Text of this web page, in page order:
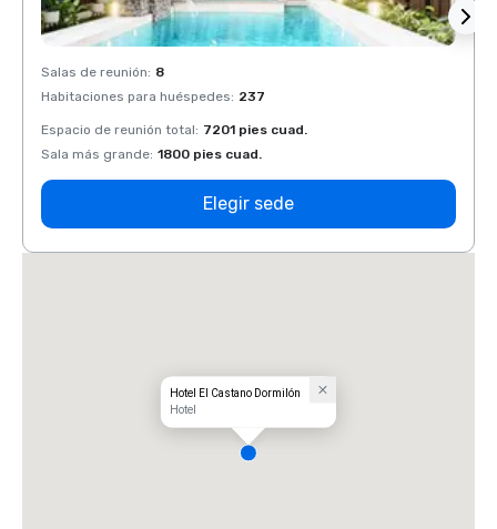
Salas de reunión: 8
Habitaciones para huéspedes: 237
Espacio de reunión total: 7201 pies cuad.
Sala más grande: 1800 pies cuad.
Elegir sede
Hotel El Castano Dormilón
Hotel